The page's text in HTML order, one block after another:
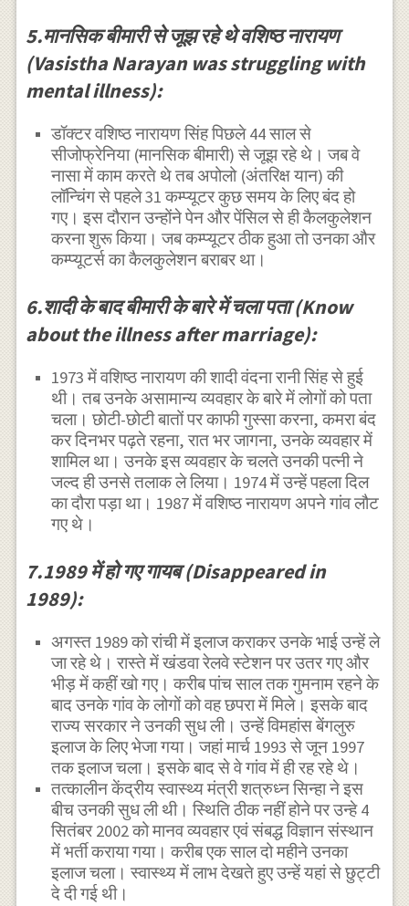
5.मानसिक बीमारी से जूझ रहे थे वशिष्ठ नारायण
(Vasistha Narayan was struggling with
mental illness):
डॉक्टर वशिष्ठ नारायण सिंह पिछले 44 साल से
सीजोफ्रेनिया (मानसिक बीमारी) से जूझ रहे थे। जब वे
नासा में काम करते थे तब अपोलो (अंतरिक्ष यान) की
लॉन्चिंग से पहले 31 कम्प्यूटर कुछ समय के लिए बंद हो
गए। इस दौरान उन्होंने पेन और पेंसिल से ही कैलकुलेशन
करना शुरू किया। जब कम्प्यूटर ठीक हुआ तो उनका और
कम्प्यूटर्स का कैलकुलेशन बराबर था।
6.शादी के बाद बीमारी के बारे में चला पता (Know
about the illness after marriage):
1973 में वशिष्ठ नारायण की शादी वंदना रानी सिंह से हुई
थी। तब उनके असामान्य व्यवहार के बारे में लोगों को पता
चला। छोटी-छोटी बातों पर काफी गुस्सा करना, कमरा बंद
कर दिनभर पढ़ते रहना, रात भर जागना, उनके व्यवहार में
शामिल था। उनके इस व्यवहार के चलते उनकी पत्नी ने
जल्द ही उनसे तलाक ले लिया। 1974 में उन्हें पहला दिल
का दौरा पड़ा था। 1987 में वशिष्ठ नारायण अपने गांव लौट
गए थे।
7.1989 में हो गए गायब (Disappeared in
1989):
अगस्त 1989 को रांची में इलाज कराकर उनके भाई उन्हें ले
जा रहे थे। रास्ते में खंडवा रेलवे स्टेशन पर उतर गए और
भीड़ में कहीं खो गए। करीब पांच साल तक गुमनाम रहने के
बाद उनके गांव के लोगों को वह छपरा में मिले। इसके बाद
राज्य सरकार ने उनकी सुध ली। उन्हें विमहांस बेंगलुरु
इलाज के लिए भेजा गया। जहां मार्च 1993 से जून 1997
तक इलाज चला। इसके बाद से वे गांव में ही रह रहे थे।
तत्कालीन केंद्रीय स्वास्थ्य मंत्री शत्रुध्न सिन्हा ने इस
बीच उनकी सुध ली थी। स्थिति ठीक नहीं होने पर उन्हे 4
सितंबर 2002 को मानव व्यवहार एवं संबद्ध विज्ञान संस्थान
में भर्ती कराया गया। करीब एक साल दो महीने उनका
इलाज चला। स्वास्थ्य में लाभ देखते हुए उन्हें यहां से छुट्टी
दे दी गई थी।